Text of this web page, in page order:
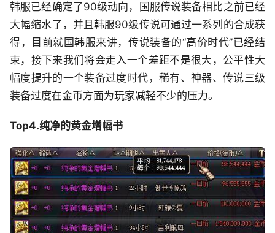
韩服已经确定了90级动向，国服传说装备相比之前已经
大幅缩水了，并且韩服90级传说可通过一系列的合成获
得，目前就国韩服来讲，传说装备的“高价时代”已经结
束，接下来我们将会走入一个差距不是很大，公平性大
幅度提升的一个装备过度时代，稀有、神器、传说三级
装备过度在金币方面为玩家减轻不少的压力。
Top4.纯净的黄金增幅书